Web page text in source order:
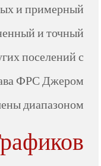
и примерный
и точный
поселений с
ФРС Джером
диапазоном.